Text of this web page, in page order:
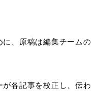
、原稿は編集チームの
各記事を校正し、伝わ